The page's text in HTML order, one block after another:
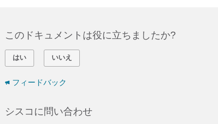
このドキュメントは役に立ちましたか?
はい いいえ
フィードバック
シスコに問い合わせ